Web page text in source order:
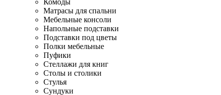
Комоды
Матрасы для спальни
Мебельные консоли
Напольные подставки
Подставки под цветы
Полки мебельные
Пуфики
Стеллажи для книг
Столы и столики
Стулья
Сундуки